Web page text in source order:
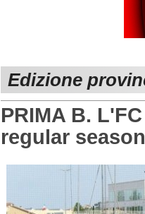
Edizione
PRIMA B.
regular season